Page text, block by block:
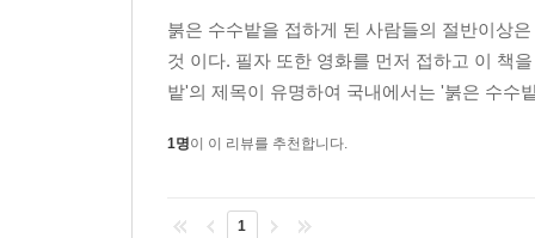
시각을 확보할 수 있고, 그 당시만 해도 중국에
수수밭』은 ‘나’가 서술하는 동시에 ‘나의 할머
바로 현 시점에까지 끌어내리는 효과를 얻는다.
대부분의 공간적 배경은 자신의 고향인 산둥
붉은 수수밭을 접하게 된 사람들의 절반이상
것 이다. 필자 또한 영화를 먼저 접하고 이 책
밭'의 제목이 유명하여 국내에서는 '붉은 수수
1명이 이 리뷰를 추천합니다.
1